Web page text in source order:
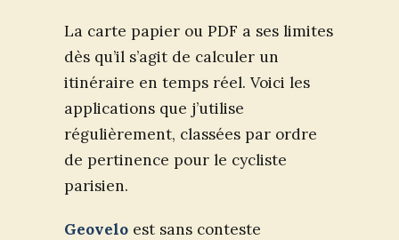
La carte papier ou PDF a ses limites
dès qu’il s’agit de calculer un
itinéraire en temps réel. Voici les
applications que j’utilise
régulièrement, classées par ordre
de pertinence pour le cycliste
parisien.
Geovelo est sans conteste